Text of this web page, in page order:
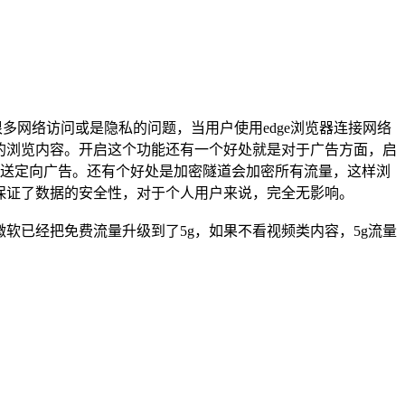
网络访问或是隐私的问题，当用户使用edge浏览器连接网络
览内容。开启这个功能还有一个好处就是对于广告方面，启
定向广告。还有个好处是加密隧道会加密所有流量，这样浏
了数据的安全性，对于个人用户来说，完全无影响。
已经把免费流量升级到了5g，如果不看视频类内容，5g流量